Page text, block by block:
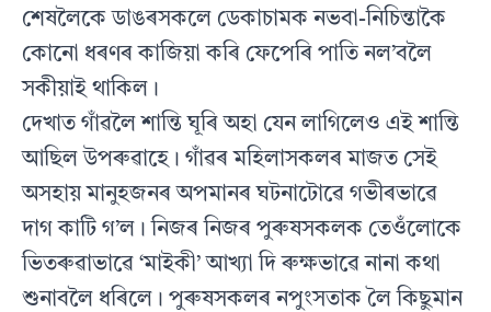
শেষলৈকে ডাঙৰসকলে ডেকাচামক নভবা-নিচিন্তাকৈ
কোনো ধৰণৰ কাজিয়া কৰি ফেপেৰি পাতি নল’বলৈ
সকীয়াই থাকিল।
দেখাত গাঁৱলৈ শান্তি ঘূৰি অহা যেন লাগিলেও এই শান্তি
আছিল উপৰুৱাহে। গাঁৱৰ মহিলাসকলৰ মাজত সেই
অসহায় মানুহজনৰ অপমানৰ ঘটনাটোৱে গভীৰভাৱে
দাগ কাটি গ’ল। নিজৰ নিজৰ পুৰুষসকলক তেওঁলোকে
ভিতৰুৱাভাৱে ‘মাইকী’ আখ্যা দি ৰুক্ষভাৱে নানা কথা
শুনাবলৈ ধৰিলে। পুৰুষসকলৰ নপুংসতাক লৈ কিছুমান